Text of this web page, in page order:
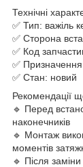
Технічні
✅ Тип: важіль
✅ Сторона
✅ Код
✅
✅ Стан: новий
Рекомендації
🔹 Перед
наконечників
🔹 Монтаж
моментів
🔹 Після